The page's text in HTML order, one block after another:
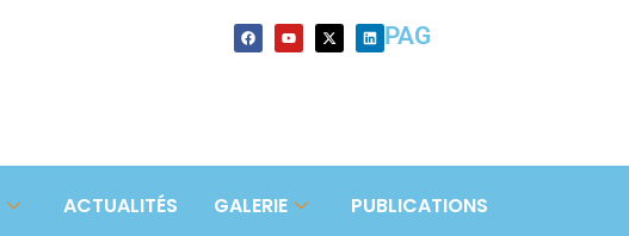
PAG
ACTUALITÉS GALERIE PUBLICATIONS